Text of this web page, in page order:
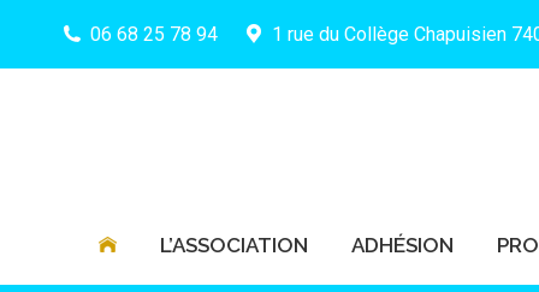
06 68 25 78 94 1 rue du Collège Chapuisien
L’ASSOCIATION ADHÉSION
L’ASSOCIATION ADHÉSION